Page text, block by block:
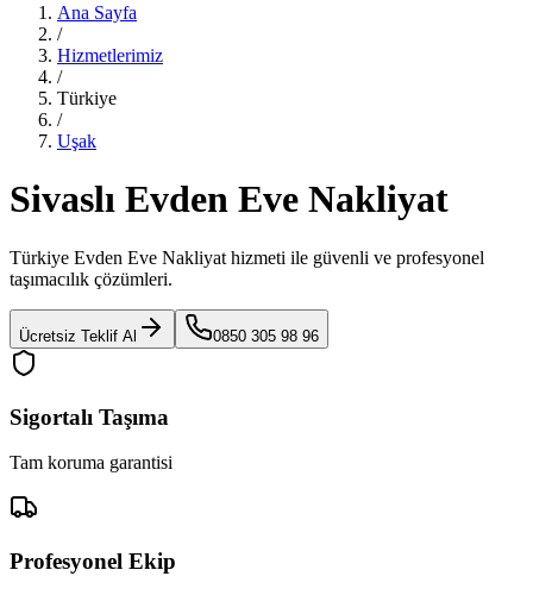
Ana Sayfa
/
Hizmetlerimiz
/
Türkiye
/
Uşak
Sivaslı Evden Eve Nakliyat
Türkiye Evden Eve Nakliyat hizmeti ile güvenli ve profesyonel
taşımacılık çözümleri.
Ücretsiz Teklif Al 0850 305 98 96
Sigortalı Taşıma
Tam koruma garantisi
Profesyonel Ekip